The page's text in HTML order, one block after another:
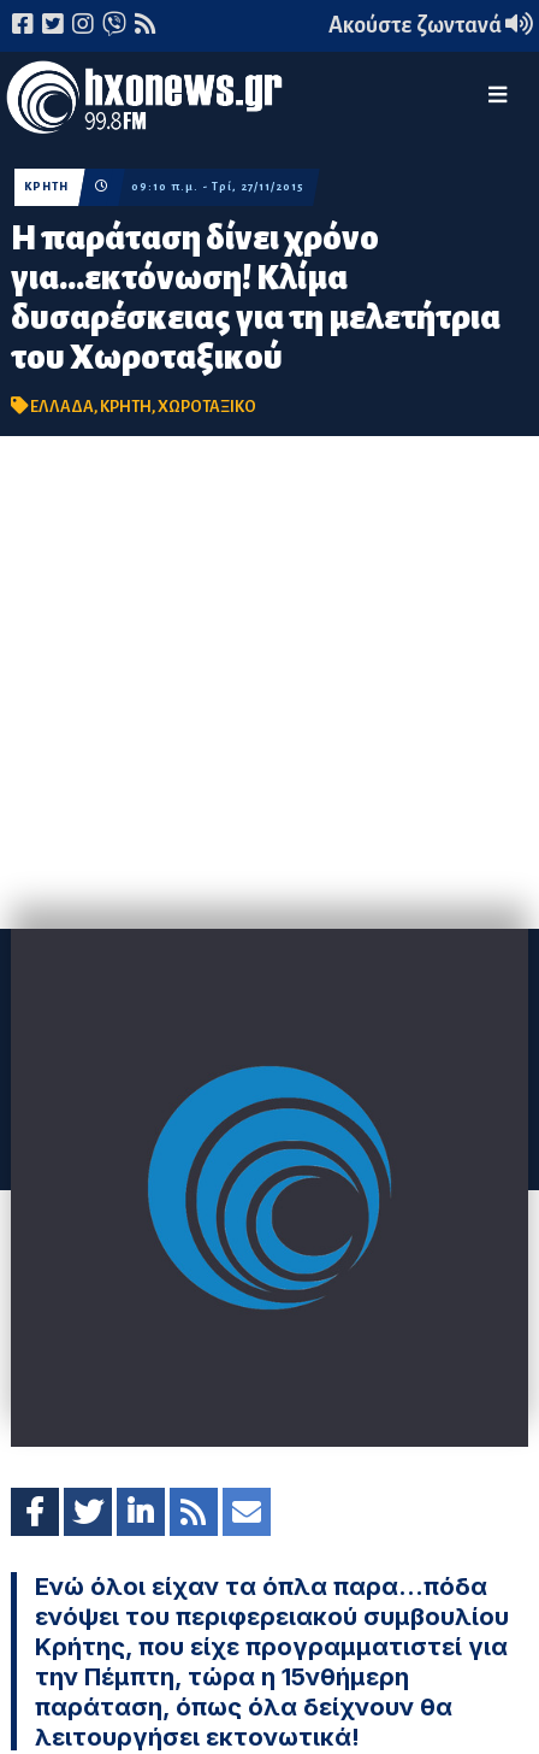
Ακούστε ζωντανά
Η παράταση δίνει χρόνο
για...εκτόνωση! Κλίμα
δυσαρέσκειας για τη μελετήτρια
του Χωροταξικού
ΚΡΗΤΗ 09:10 π.μ. - Τρί, 27/11/2015
ΕΛΛΑΔΑ, ΚΡΗΤΗ,ΧΩΡΟΤΑΞΙΚΟ
Ενώ όλοι είχαν τα όπλα παρα…πόδα
ενόψει του περιφερειακού συμβουλίου
Κρήτης, που είχε προγραμματιστεί για
την Πέμπτη, τώρα η 15νθήμερη
παράταση, όπως όλα δείχνουν θα
λειτουργήσει εκτονωτικά!